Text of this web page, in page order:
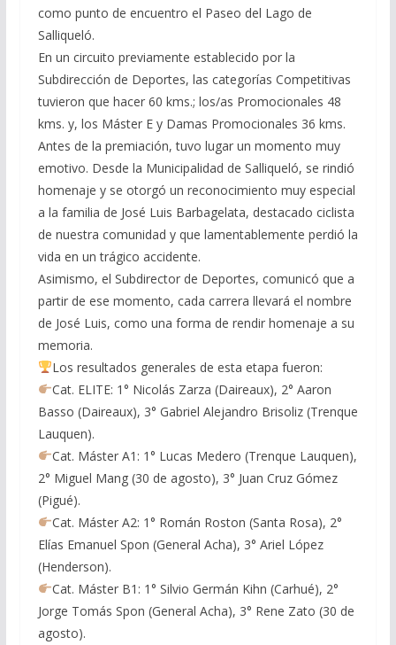
como punto de encuentro el Paseo del Lago de
Salliqueló.
En un circuito previamente establecido por la
Subdirección de Deportes, las categorías Competitivas
tuvieron que hacer 60 kms.; los/as Promocionales 48
kms. y, los Máster E y Damas Promocionales 36 kms.
Antes de la premiación, tuvo lugar un momento muy
emotivo. Desde la Municipalidad de Salliqueló, se rindió
homenaje y se otorgó un reconocimiento muy especial
a la familia de José Luis Barbagelata, destacado ciclista
de nuestra comunidad y que lamentablemente perdió la
vida en un trágico accidente.
Asimismo, el Subdirector de Deportes, comunicó que a
partir de ese momento, cada carrera llevará el nombre
de José Luis, como una forma de rendir homenaje a su
memoria.
Los resultados generales de esta etapa fueron:
Cat. ELITE: 1° Nicolás Zarza (Daireaux), 2° Aaron
Basso (Daireaux), 3° Gabriel Alejandro Brisoliz (Trenque
Lauquen).
Cat. Máster A1: 1° Lucas Medero (Trenque Lauquen),
2° Miguel Mang (30 de agosto), 3° Juan Cruz Gómez
(Pigué).
Cat. Máster A2: 1° Román Roston (Santa Rosa), 2°
Elías Emanuel Spon (General Acha), 3° Ariel López
(Henderson).
Cat. Máster B1: 1° Silvio Germán Kihn (Carhué), 2°
Jorge Tomás Spon (General Acha), 3° Rene Zato (30 de
agosto).